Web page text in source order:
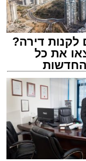
דירה?
את כל
>>>